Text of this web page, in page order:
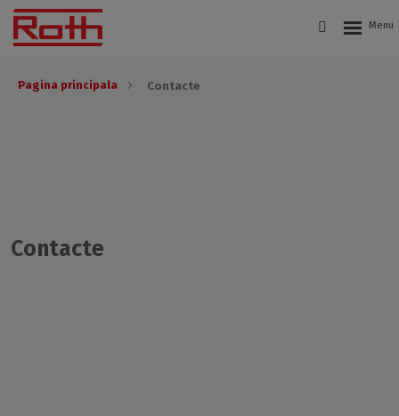
Pagina principala Contacte
Contacte